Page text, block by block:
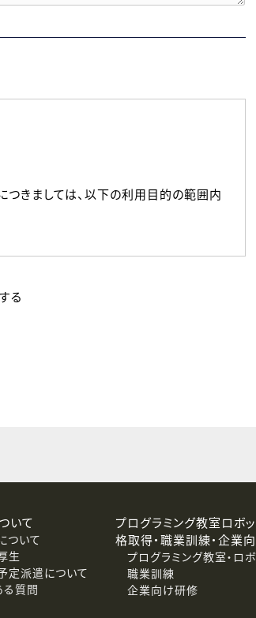
つきましては、以下の利用目的の範囲内
す。
止、消去および第三者への提供停止）
る
いて
ついて
生
定派遣について
る質問
プログラミング教室ロボ
格取得・職業訓練・企業
プログラミング教室・ロ
職業訓練
企業向け研修